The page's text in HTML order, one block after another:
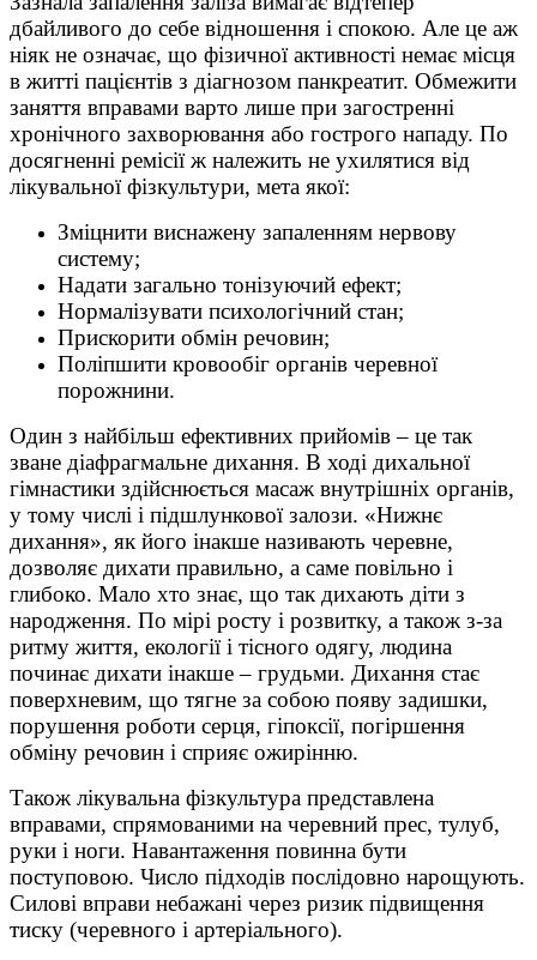
дбайливого до себе відношення і спокою. Але це аж
ніяк не означає, що фізичної активності немає місця
в житті пацієнтів з діагнозом панкреатит. Обмежити
заняття вправами варто лише при загостренні
хронічного захворювання або гострого нападу. По
досягненні ремісії ж належить не ухилятися від
лікувальної фізкультури, мета якої:
Зміцнити виснажену запаленням нервову
систему;
Надати загально тонізуючий ефект;
Нормалізувати психологічний стан;
Прискорити обмін речовин;
Поліпшити кровообіг органів черевної
порожнини.
Один з найбільш ефективних прийомів – це так
зване діафрагмальне дихання. В ході дихальної
гімнастики здійснюється масаж внутрішніх органів,
у тому числі і підшлункової залози. «Нижнє
дихання», як його інакше називають черевне,
дозволяє дихати правильно, а саме повільно і
глибоко. Мало хто знає, що так дихають діти з
народження. По мірі росту і розвитку, а також з-за
ритму життя, екології і тісного одягу, людина
починає дихати інакше – грудьми. Дихання стає
поверхневим, що тягне за собою появу задишки,
порушення роботи серця, гіпоксії, погіршення
обміну речовин і сприяє ожирінню.
Також лікувальна фізкультура представлена
вправами, спрямованими на черевний прес, тулуб,
руки і ноги. Навантаження повинна бути
поступовою. Число підходів послідовно нарощують.
Силові вправи небажані через ризик підвищення
тиску (черевного і артеріального).